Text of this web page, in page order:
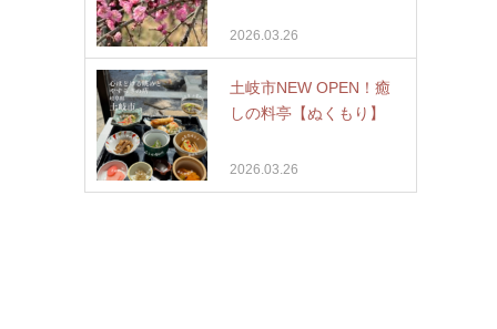
2026.03.26
土岐市NEW OPEN！癒
しの料亭【ぬくもり】
2026.03.26